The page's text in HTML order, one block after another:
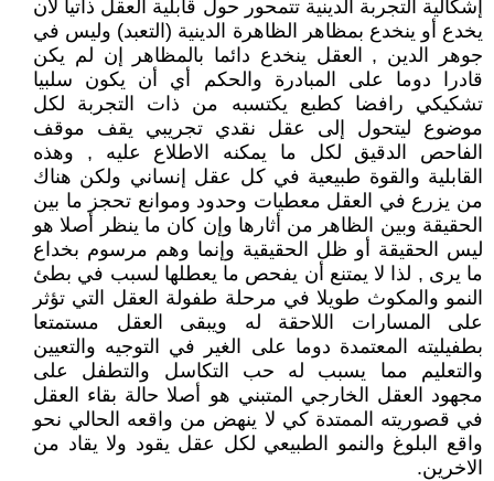
إشكالية التجربة الدينية تتمحور حول قابلية العقل ذاتيا لأن
يخدع أو ينخدع بمظاهر الظاهرة الدينية (التعبد) وليس في
جوهر الدين , العقل ينخدع دائما بالمظاهر إن لم يكن
قادرا دوما على المبادرة والحكم أي أن يكون سلبيا
تشكيكي رافضا كطبع يكتسبه من ذات التجربة لكل
موضوع ليتحول إلى عقل نقدي تجريبي يقف موقف
الفاحص الدقيق لكل ما يمكنه الاطلاع عليه , وهذه
القابلية والقوة طبيعية في كل عقل إنساني ولكن هناك
من يزرع في العقل معطيات وحدود وموانع تحجز ما بين
الحقيقة وبين الظاهر من أثارها وإن كان ما ينظر أصلا هو
ليس الحقيقة أو ظل الحقيقية وإنما وهم مرسوم بخداع
ما يرى , لذا لا يمتنع أن يفحص ما يعطلها لسبب في بطئ
النمو والمكوث طويلا في مرحلة طفولة العقل التي تؤثر
على المسارات اللاحقة له ويبقى العقل مستمتعا
بطفيليته المعتمدة دوما على الغير في التوجيه والتعيين
والتعليم مما يسبب له حب التكاسل والتطفل على
مجهود العقل الخارجي المتبني هو أصلا حالة بقاء العقل
في قصوريته الممتدة كي لا ينهض من واقعه الحالي نحو
واقع البلوغ والنمو الطبيعي لكل عقل يقود ولا يقاد من
الاخرين.